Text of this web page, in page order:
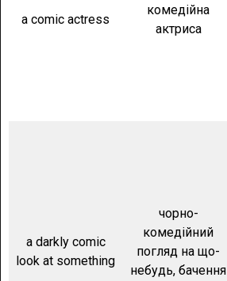
a comic actress
комедійна
актриса
a darkly comic
look at something
чорно-
комедійний
погляд на що-
небудь, бачення